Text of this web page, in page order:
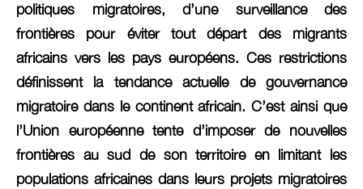
politiques migratoires, d’une surveillance des
frontières pour éviter tout départ des migrants
africains vers les pays européens. Ces restrictions
définissent la tendance actuelle de gouvernance
migratoire dans le continent africain. C’est ainsi que
l’Union européenne tente d’imposer de nouvelles
frontières au sud de son territoire en limitant les
populations africaines dans leurs projets migratoires